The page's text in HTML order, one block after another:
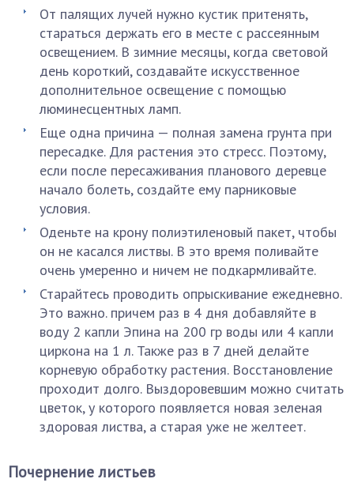
От палящих лучей нужно кустик притенять,
стараться держать его в месте с рассеянным
освещением. В зимние месяцы, когда световой
день короткий, создавайте искусственное
дополнительное освещение с помощью
люминесцентных ламп.
Еще одна причина — полная замена грунта при
пересадке. Для растения это стресс. Поэтому,
если после пересаживания планового деревце
начало болеть, создайте ему парниковые
условия.
Оденьте на крону полиэтиленовый пакет, чтобы
он не касался листвы. В это время поливайте
очень умеренно и ничем не подкармливайте.
Старайтесь проводить опрыскивание ежедневно.
Это важно. причем раз в 4 дня добавляйте в
воду 2 капли Эпина на 200 гр воды или 4 капли
циркона на 1 л. Также раз в 7 дней делайте
корневую обработку растения. Восстановление
проходит долго. Выздоровевшим можно считать
цветок, у которого появляется новая зеленая
здоровая листва, а старая уже не желтеет.
Почернение листьев